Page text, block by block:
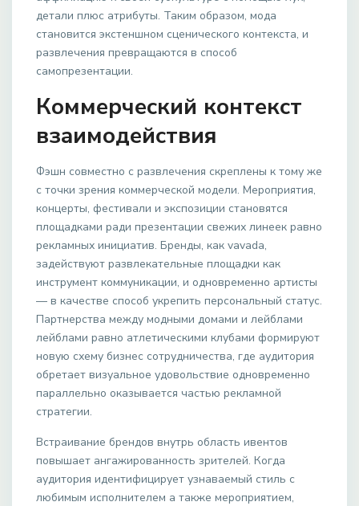
детали плюс атрибуты. Таким образом, мода
становится экстеншном сценического контекста, и
развлечения превращаются в способ
самопрезентации.
Коммерческий контекст
взаимодействия
Фэшн совместно с развлечения скреплены к тому же
с точки зрения коммерческой модели. Мероприятия,
концерты, фестивали и экспозиции становятся
площадками ради презентации свежих линеек равно
рекламных инициатив. Бренды, как vavada,
задействуют развлекательные площадки как
инструмент коммуникации, и одновременно артисты
— в качестве способ укрепить персональный статус.
Партнерства между модными домами и лейблами
лейблами равно атлетическими клубами формируют
новую схему бизнес сотрудничества, где аудитория
обретает визуальное удовольствие одновременно
параллельно оказывается частью рекламной
стратегии.
Встраивание брендов внутрь область ивентов
повышает ангажированность зрителей. Когда
аудитория идентифицирует узнаваемый стиль с
любимым исполнителем а также мероприятием,